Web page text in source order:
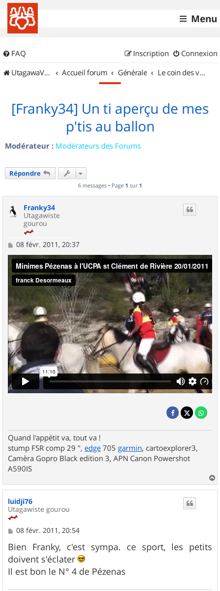
Menu
FAQ Connexion
Inscription
UtagawaVTT (Randos VTT et VTTAE avec traces GPS)
Accueil forum Générale Le coin des vidéastes
[Franky34] Un ti aperçu de mes
p'tis au ballon
Modérateur : Modérateurs des Forums
Répondre
6 messages • Page 1 sur 1
Franky34
Utagawiste
gourou
M
s
s
a
g
08 févr. 2011, 20:37
Quand l'appétit va, tout va !
stump FSR comp 29 ", edge 705 garmin, cartoexplorer3,
Camèra Gopro Black edition 3, APN Canon Powershot
A590IS
a
u
luidji76
Utagawiste gourou
M
s
s
a
g
e
08 févr. 2011, 20:54
Bien Franky, c'est sympa. ce sport, les petits
doivent s'éclater
Il est bon le N° 4 de Pézenas